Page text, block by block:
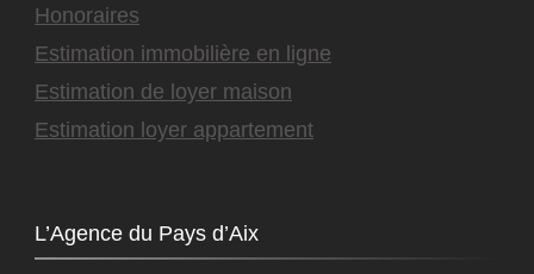
Honoraires
Estimation immobilière en ligne
Estimation de loyer maison
Estimation loyer appartement
L’Agence du Pays d’Aix